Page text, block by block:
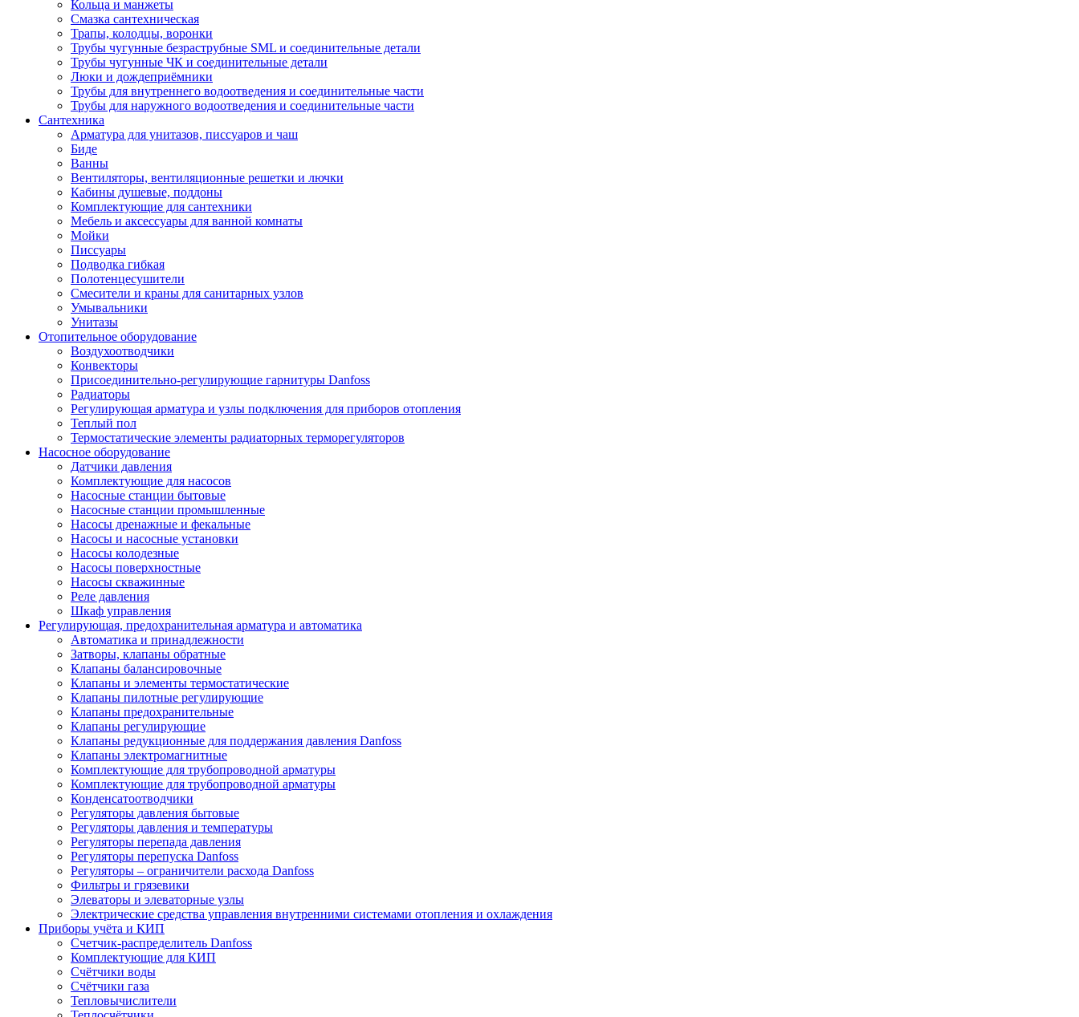
Кольца и манжеты
Смазка сантехническая
Трапы, колодцы, воронки
Трубы чугунные безраструбные SML и соединительные детали
Трубы чугунные ЧК и соединительные детали
Люки и дождеприёмники
Трубы для внутреннего водоотведения и соединительные части
Трубы для наружного водоотведения и соединительные части
Сантехника
Арматура для унитазов, писсуаров и чаш
Биде
Ванны
Вентиляторы, вентиляционные решетки и лючки
Кабины душевые, поддоны
Комплектующие для сантехники
Мебель и аксессуары для ванной комнаты
Мойки
Писсуары
Подводка гибкая
Полотенцесушители
Смесители и краны для санитарных узлов
Умывальники
Унитазы
Отопительное оборудование
Воздухоотводчики
Конвекторы
Присоединительно-регулирующие гарнитуры Danfoss
Радиаторы
Регулирующая арматура и узлы подключения для приборов отопления
Теплый пол
Термостатические элементы радиаторных терморегуляторов
Насосное оборудование
Датчики давления
Комплектующие для насосов
Насосные станции бытовые
Насосные станции промышленные
Насосы дренажные и фекальные
Насосы и насосные установки
Насосы колодезные
Насосы поверхностные
Насосы скважинные
Реле давления
Шкаф управления
Регулирующая, предохранительная арматура и автоматика
Автоматика и принадлежности
Затворы, клапаны обратные
Клапаны балансировочные
Клапаны и элементы термостатические
Клапаны пилотные регулирующие
Клапаны предохранительные
Клапаны регулирующие
Клапаны редукционные для поддержания давления Danfoss
Клапаны электромагнитные
Комплектующие для трубопроводной арматуры
Комплектующие для трубопроводной арматуры
Конденсатоотводчики
Регуляторы давления бытовые
Регуляторы давления и температуры
Регуляторы перепада давления
Регуляторы перепуска Danfoss
Регуляторы – ограничители расхода Danfoss
Фильтры и грязевики
Элеваторы и элеваторные узлы
Электрические средства управления внутренними системами отопления и охлаждения
Приборы учёта и КИП
Cчетчик-распределитель Danfoss
Комплектующие для КИП
Счётчики воды
Счётчики газа
Тепловычислители